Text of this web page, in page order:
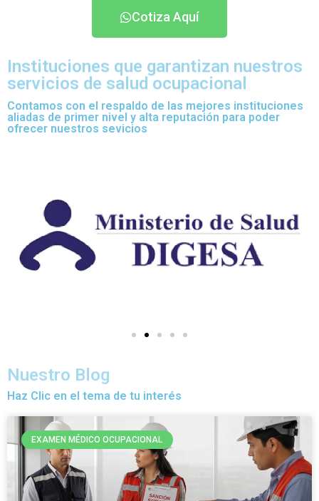
Cotiza Aquí
Instituciones que garantizan nuestros
servicios de salud ocupacional
Contamos con el respaldo de las mejores instituciones
aliadas de primer nivel y alta reputación para poder
ofrecer nuestros sevicios
Nuestro Blog
Haz Clic en el tema de tu interés
EXAMEN MÉDICO OCUPACIONAL